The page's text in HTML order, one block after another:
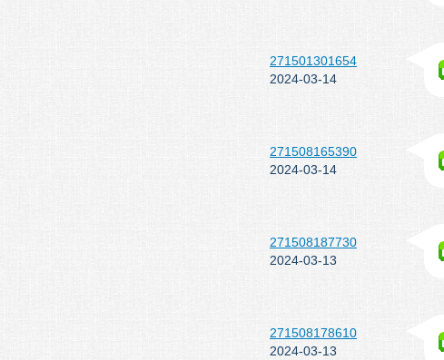
271501301654
2024-03-14
271508165390
2024-03-14
271508187730
2024-03-13
271508178610
2024-03-13